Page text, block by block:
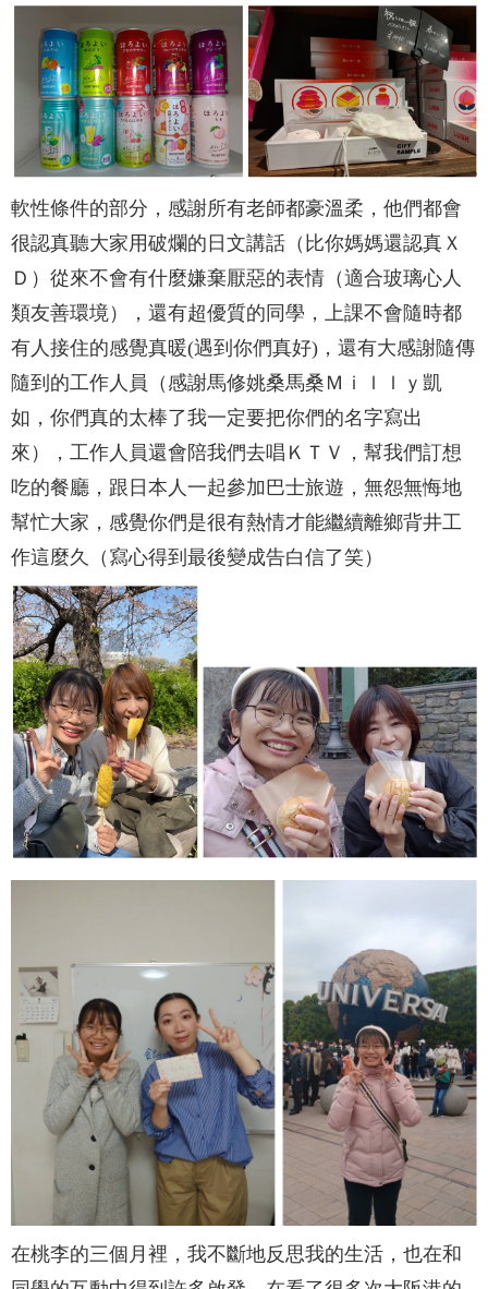
軟性條件的部分，感謝所有老師都豪溫柔，他們都會
很認真聽大家用破爛的日文講話（比你媽媽還認真Ｘ
Ｄ）從來不會有什麼嫌棄厭惡的表情（適合玻璃心人
類友善環境），還有超優質的同學，上課不會隨時都
有人接住的感覺真暖(遇到你們真好)，還有大感謝隨傳
隨到的工作人員（感謝馬修姚桑馬桑Ｍｉｌｌｙ凱
如，你們真的太棒了我一定要把你們的名字寫出
來），工作人員還會陪我們去唱ＫＴＶ，幫我們訂想
吃的餐廳，跟日本人一起參加巴士旅遊，無怨無悔地
幫忙大家，感覺你們是很有熱情才能繼續離鄉背井工
作這麼久（寫心得到最後變成告白信了笑）
在桃李的三個月裡，我不斷地反思我的生活，也在和